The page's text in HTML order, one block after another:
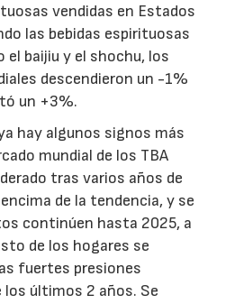
vendidas en Estados
las bebidas espirituosas
el baijiu y el shochu, los
descendieron un -1%
un +3%.
hay algunos signos más
mundial de los TBA
tras varios años de
de la tendencia, y se
continúen hasta 2025, a
de los hogares se
fuertes presiones
últimos 2 años. Se